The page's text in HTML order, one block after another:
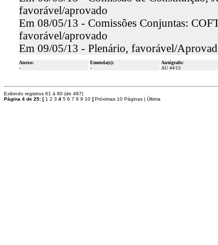
favorável/aprovado
Em 08/05/13 - Comissões Conjuntas:
favorável/aprovado
Em 09/05/13 - Plenário, favorável/
Anexo:
-
Emenda(s):
-
Autógrafo:
AU 44/13
Exibindo registros 61 á 80 (de 487)
Página 4 de 25: [ 1 2 3 4 5 6 7 8 9 10 ] Próximas 10 Páginas | Última